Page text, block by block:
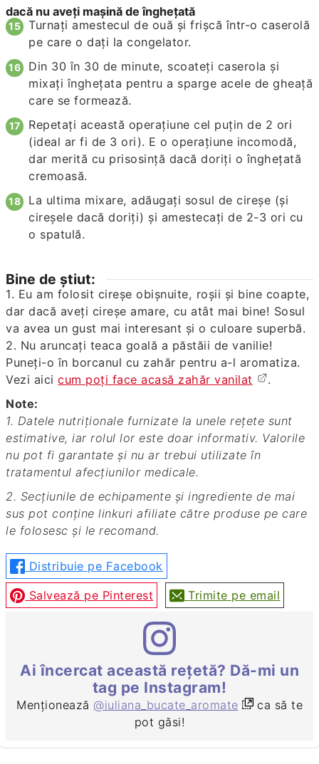
dacă nu aveţi maşină de îngheţată
Turnaţi amestecul de ouă şi frişcă într-o caserolă
pe care o daţi la congelator.
Din 30 în 30 de minute, scoateţi caserola şi
mixaţi îngheţata pentru a sparge acele de gheaţă
care se formează.
Repetaţi această operaţiune cel puţin de 2 ori
(ideal ar fi de 3 ori). E o operaţiune incomodă,
dar merită cu prisosinţă dacă doriţi o îngheţată
cremoasă.
La ultima mixare, adăugaţi sosul de cireşe (şi
cireşele dacă doriţi) şi amestecaţi de 2-3 ori cu
o spatulă.
Bine de știut:
1. Eu am folosit cireşe obişnuite, roşii şi bine coapte,
dar dacă aveţi cireşe amare, cu atât mai bine! Sosul
va avea un gust mai interesant şi o culoare superbă.
2. Nu aruncaţi teaca goală a păstăii de vanilie!
Puneţi-o în borcanul cu zahăr pentru a-l aromatiza.
Vezi aicicum poţi face acasă zahăr vanilat
.
Note:
1. Datele nutriționale furnizate la unele rețete sunt
estimative, iar rolul lor este doar informativ. Valorile
nu pot fi garantate și nu ar trebui utilizate în
tratamentul afecțiunilor medicale.
2. Secțiunile de echipamente și ingrediente de mai
sus pot conține linkuri afiliate către produse pe care
le folosesc și le recomand.
Distribuie pe Facebook
Salvează pe Pinterest Trimite pe email
Ai încercat această rețetă? Dă-mi un
tag pe Instagram!
Menționează @iuliana_bucate_aromate
ca să te
pot găsi!